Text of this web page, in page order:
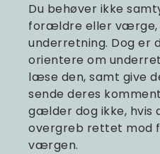
Du behøver ikke
forældre eller værge,
underretning. Dog er
orientere om
læse den, samt give
sende deres
gælder dog ikke, hvis
overgreb rettet mod
værgen.